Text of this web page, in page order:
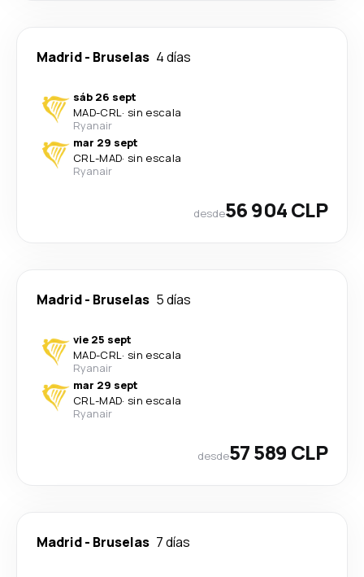
Madrid- Bruselas 4 días
sáb 26 sept
MAD-CRL· sin escala
Ryanair
mar 29 sept
CRL-MAD· sin escala
Ryanair
desde56 904 CLP
Madrid- Bruselas 5 días
vie 25 sept
MAD-CRL· sin escala
Ryanair
mar 29 sept
CRL-MAD· sin escala
Ryanair
desde57 589 CLP
Madrid- Bruselas 7 días